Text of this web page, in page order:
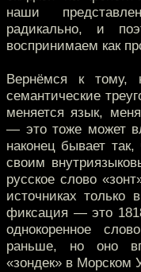
наши
радикально, и
воспринимаем как
Вернёмся к тому,
семантические
меняется язык,
— это тоже может
наконец бывает
своим
русское слово
источниках только
фиксация — это
однокоренное
раньше, но оно
«зондек» в Морском